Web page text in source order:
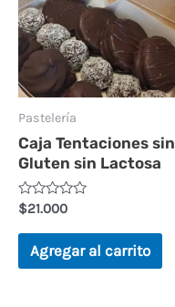
Pastelería
Caja Tentaciones sin
Gluten sin Lactosa
Valorado
en
0
$21.000
Agregar al carrito